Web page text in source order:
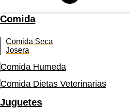
Comida
Comida Seca
Josera
Comida Humeda
Comida Dietas Veterinarias
Juguetes